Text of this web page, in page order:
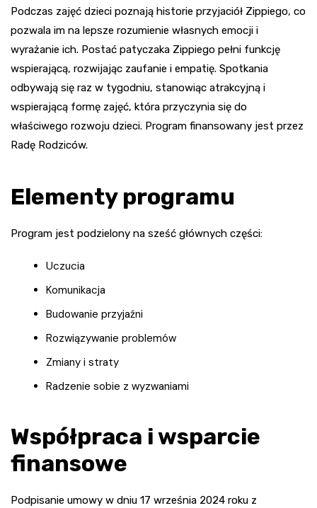
Podczas zajęć dzieci poznają historie przyjaciół Zippiego, co
pozwala im na lepsze rozumienie własnych emocji i
wyrażanie ich. Postać patyczaka Zippiego pełni funkcję
wspierającą, rozwijając zaufanie i empatię. Spotkania
odbywają się raz w tygodniu, stanowiąc atrakcyjną i
wspierającą formę zajęć, która przyczynia się do
właściwego rozwoju dzieci. Program finansowany jest przez
Radę Rodziców.
Elementy programu
Program jest podzielony na sześć głównych części:
Uczucia
Komunikacja
Budowanie przyjaźni
Rozwiązywanie problemów
Zmiany i straty
Radzenie sobie z wyzwaniami
Współpraca i wsparcie
finansowe
Podpisanie umowy w dniu 17 września 2024 roku z